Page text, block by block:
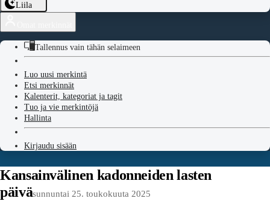
Liila
Tallennus vain tähän selaimeen
Luo uusi merkintä
Etsi merkinnät
Kalenterit, kategoriat ja tagit
Tuo ja vie merkintöjä
Hallinta
Kirjaudu sisään
Kansainvälinen kadonneiden lasten
päiväsunnuntai 25. toukokuuta 2025